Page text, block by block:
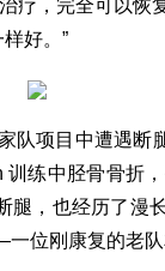
疗，完全可以恢
好。”
队项目中遭遇断
练中胫骨骨折
腿，也经历了漫
位刚康复的老队